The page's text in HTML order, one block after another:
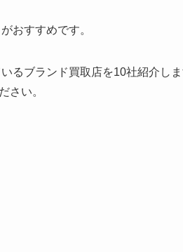
おすすめです。
るブランド買取店を10社紹介し
さい。